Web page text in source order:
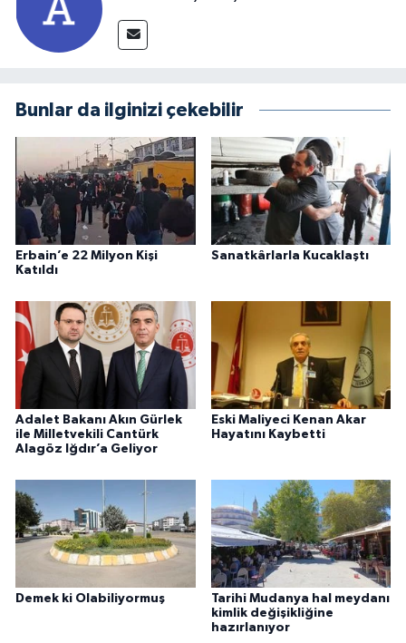
Bunlar da ilginizi çekebilir
Erbain’e 22 Milyon Kişi
Katıldı
Sanatkârlarla Kucaklaştı
Adalet Bakanı Akın Gürlek
ile Milletvekili Cantürk
Alagöz Iğdır’a Geliyor
Eski Maliyeci Kenan Akar
Hayatını Kaybetti
Demek ki Olabiliyormuş
Tarihi Mudanya hal meydanı
kimlik değişikliğine
hazırlanıyor